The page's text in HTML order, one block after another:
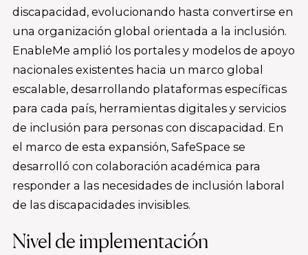
discapacidad, evolucionando hasta convertirse en
una organización global orientada a la inclusión.
EnableMe amplió los portales y modelos de apoyo
nacionales existentes hacia un marco global
escalable, desarrollando plataformas específicas
para cada país, herramientas digitales y servicios
de inclusión para personas con discapacidad. En
el marco de esta expansión, SafeSpace se
desarrolló con colaboración académica para
responder a las necesidades de inclusión laboral
de las discapacidades invisibles.
Nivel de implementación